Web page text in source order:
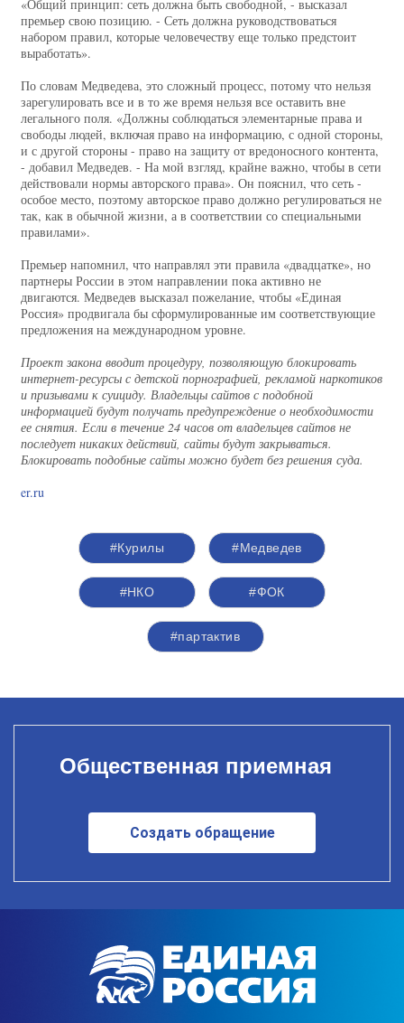
«Общий принцип: сеть должна быть свободной, - высказал
премьер свою позицию. - Сеть должна руководствоваться
набором правил, которые человечеству еще только предстоит
выработать».
По словам Медведева, это сложный процесс, потому что нельзя
зарегулировать все и в то же время нельзя все оставить вне
легального поля. «Должны соблюдаться элементарные права и
свободы людей, включая право на информацию, с одной стороны,
и с другой стороны - право на защиту от вредоносного контента,
- добавил Медведев. - На мой взгляд, крайне важно, чтобы в сети
действовали нормы авторского права». Он пояснил, что сеть -
особое место, поэтому авторское право должно регулироваться не
так, как в обычной жизни, а в соответствии со специальными
правилами».
Премьер напомнил, что направлял эти правила «двадцатке», но
партнеры России в этом направлении пока активно не
двигаются. Медведев высказал пожелание, чтобы «Единая
Россия» продвигала бы сформулированные им соответствующие
предложения на международном уровне.
Проект закона вводит процедуру, позволяющую блокировать
интернет-ресурсы с детской порнографией, рекламой наркотиков
и призывами к суициду. Владельцы сайтов с подобной
информацией будут получать предупреждение о необходимости
ее снятия. Если в течение 24 часов от владельцев сайтов не
последует никаких действий, сайты будут закрываться.
Блокировать подобные сайты можно будет без решения суда.
er.ru
#Курилы #Медведев
#НКО #ФОК
#партактив
Общественная приемная
Создать обращение